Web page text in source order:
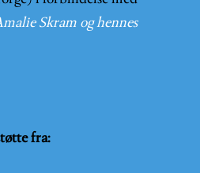
Skram og hennes
fra: